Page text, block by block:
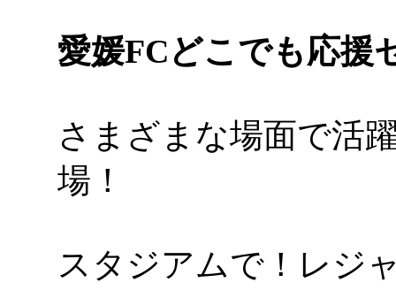
愛媛FCどこでも応援
さまざまな場面で活
場！
スタジアムで！レジ